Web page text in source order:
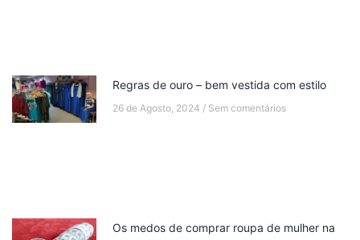
Regras de ouro – bem vestida com estilo
26 de Agosto, 2024 Sem comentários
Os medos de comprar roupa de mulher na